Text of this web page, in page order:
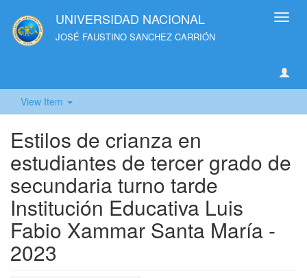
UNIVERSIDAD NACIONAL
JOSÉ FAUSTINO SANCHEZ CARRIÓN
View Item
Estilos de crianza en
estudiantes de tercer grado de
secundaria turno tarde
Institución Educativa Luis
Fabio Xammar Santa María -
2023